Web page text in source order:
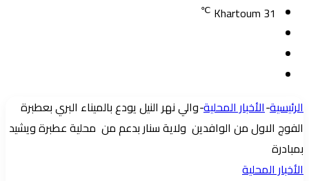
Khartoum 31
℃
جانبيالرئيسية-الأخبار المحلية-والي نهر النيل يودع بالميناء البري بعطبرة
الفوج الاول من الوافدين ولاية سنار بدعم من محلية عطبرة ويشيد
بمبادرة
الأخبار المحلية